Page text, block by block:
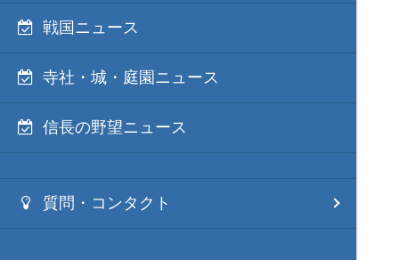
戦国ニュース
寺社・城・庭園ニュース
信長の野望ニュース
質問・コンタクト